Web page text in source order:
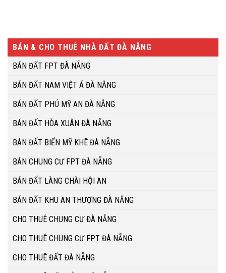
BÁN & CHO THUÊ NHÀ ĐẤT ĐÀ NẴNG
BÁN ĐẤT FPT ĐÀ NẴNG
BÁN ĐẤT NAM VIỆT Á ĐÀ NẴNG
BÁN ĐẤT PHÚ MỸ AN ĐÀ NẴNG
BÁN ĐẤT HÒA XUÂN ĐÀ NẴNG
BÁN ĐẤT BIỂN MỸ KHÊ ĐÀ NẴNG
BÁN CHUNG CƯ FPT ĐÀ NẴNG
BÁN ĐẤT LÀNG CHÀI HỘI AN
BÁN ĐẤT KHU AN THƯỢNG ĐÀ NẴNG
CHO THUÊ CHUNG CƯ ĐÀ NẴNG
CHO THUÊ CHUNG CƯ FPT ĐÀ NẴNG
CHO THUÊ ĐẤT ĐÀ NẴNG